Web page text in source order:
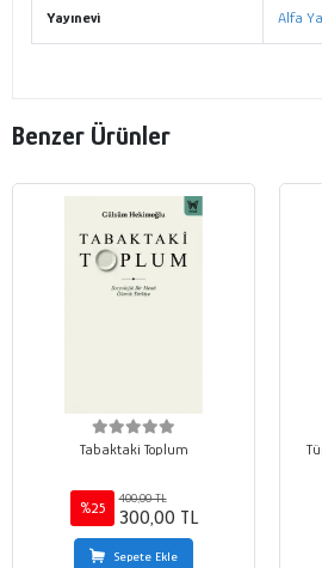
Yayınevi Alfa
Benzer Ürünler
Tabaktaki Toplum
%25
400,00 TL
300,00 TL
Sepete Ekle